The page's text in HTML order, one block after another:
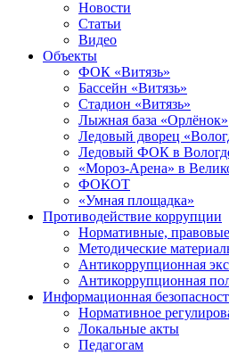
Новости
Статьи
Видео
Объекты
ФОК «Витязь»
Бассейн «Витязь»
Стадион «Витязь»
Лыжная база «Орлёнок»
Ледовый дворец
Ледовый ФОК в
«Мороз-Арена» в
ФОКОТ
«Умная площадка»
Противодействие коррупции
Нормативные,
Методические
Антикоррупционная
Антикоррупционная
Информационная
Нормативное
Локальные акты
Педагогам